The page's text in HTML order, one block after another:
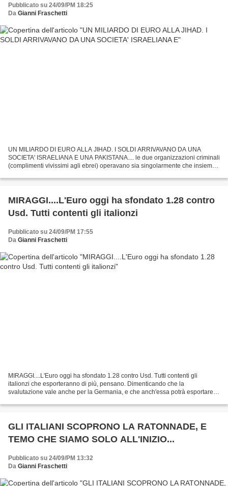
Pubblicato su 24/09/PM 18:25
Da Gianni Fraschetti
UN MILIARDO DI EURO ALLA JIHAD. I SOLDI ARRIVAVANO DA UNA
SOCIETA' ISRAELIANA E UNA PAKISTANA.... le due organizzazioni criminali
(complimenti vivissimi agli ebrei) operavano sia singolarmente che insieme.
MIRAGGI....L'Euro oggi ha sfondato 1.28 contro
Usd. Tutti contenti gli italionzi
Pubblicato su 24/09/PM 17:55
Da Gianni Fraschetti
MIRAGGI....L'Euro oggi ha sfondato 1.28 contro Usd. Tutti contenti gli
italionzi che esporteranno di più, pensano. Dimenticando che la
svalutazione vale anche per la Germania, e che anch'essa potrà esportare di
GLI ITALIANI SCOPRONO LA RATONNADE, E
TEMO CHE SIAMO SOLO ALL'INIZIO...
Pubblicato su 24/09/PM 13:32
Da Gianni Fraschetti